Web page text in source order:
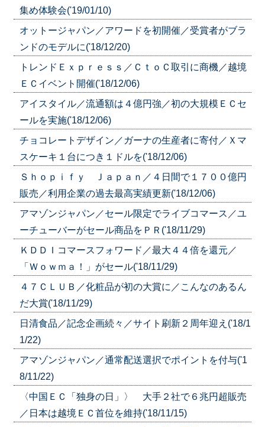
集め体験会('19/01/10)
オットージャパン／アワードを初開催／受賞者がブラ
ンドのモデルに('18/12/20)
トレンドＥｘｐｒｅｓｓ／ＣｔｏＣ取引に商機／越境
ＥＣイベント開催('18/12/06)
アイスタイル／流通額は４億円強／初の大規模ＥＣセ
ールを実施('18/12/06)
チョコレートデザイン／ガーナの生産者に寄付／Ｘマ
スケーキ１台につき１ドルを('18/12/06)
Ｓｈｏｐｉｆｙ Ｊａｐａｎ／４日間で１７００億円
販売／利用企業の過去最高実績更新('18/12/06)
アマゾンジャパン／セール限定でライブコマース／ユ
ーチューバーがセール商品をＰＲ('18/11/29)
ＫＤＤＩコマースフォワード／最大４４倍を還元／
「Ｗｏｗｍａ！」がセール('18/11/29)
４７ＣＬＵＢ／化粧品が初の大賞に／こんなのあるん
だ大賞('18/11/29)
日清食品／記念企画続々／サイト刷新２周年迎え('18/1
1/22)
アマゾンジャパン／通常配送選択でポイントを付与('1
8/11/22)
〈中国ＥＣ「独身の日」〉 大手２社で６兆円超販売
／日本は越境ＥＣ首位を維持('18/11/15)